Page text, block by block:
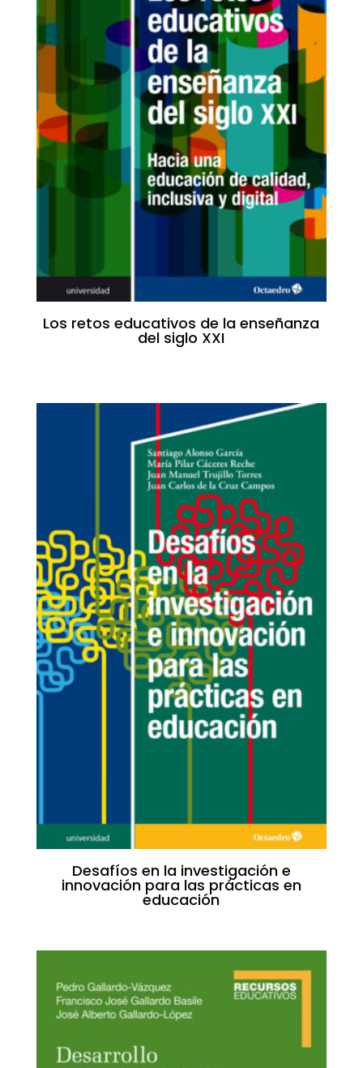
Los retos educativos de la enseñanza
del siglo XXI
Desafíos en la investigación e
innovación para las prácticas en
educación